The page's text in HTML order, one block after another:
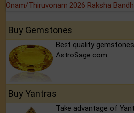
Onam/Thiruvonam 2026 Raksha
Buy Gemstones
Best quality
AstroSage.com
Buy Yantras
Take advantage of